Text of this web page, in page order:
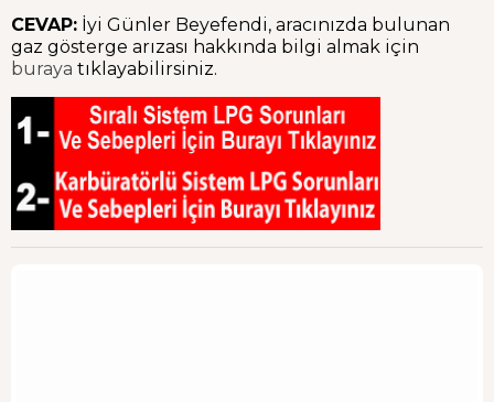
CEVAP: İyi Günler Beyefendi, aracınızda bulunan
gaz gösterge arızası hakkında bilgi almak için
buraya tıklayabilirsiniz.